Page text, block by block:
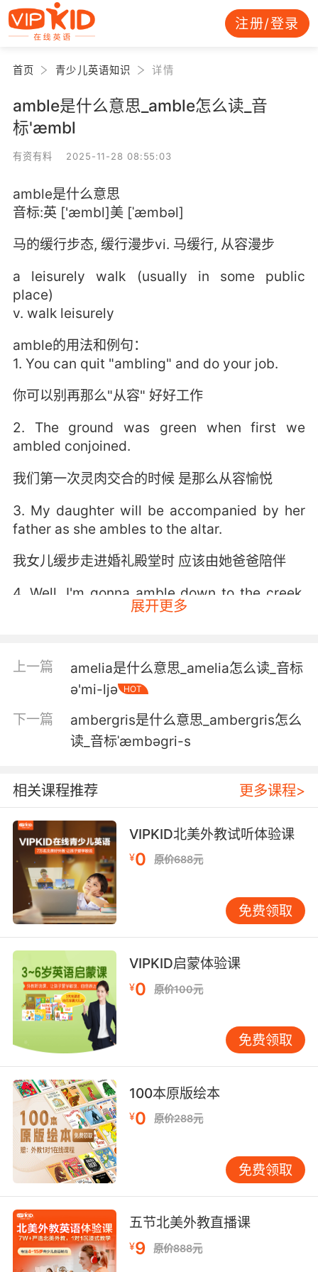
注册/登录
首页 青少儿英语知识 详情
amble是什么意思_amble怎么读_音
标'æmbl
有资有料 2025-11-28 08:55:03
amble是什么意思
音标:英 ['æmbl]美 [ˈæmbəl]
马的缓行步态, 缓行漫步vi. 马缓行, 从容漫步
a leisurely walk (usually in some public
place)
v. walk leisurely
amble的用法和例句：
1. You can quit "ambling" and do your job.
你可以别再那么"从容" 好好工作
2. The ground was green when first we
ambled conjoined.
我们第一次灵肉交合的时候 是那么从容愉悦
3. My daughter will be accompanied by her
father as she ambles to the altar.
我女儿缓步走进婚礼殿堂时 应该由她爸爸陪伴
4. Well, I'm gonna amble down to the creek,
take a sip of the cool water, contract a
我要沿着小溪散个步 尝一下清凉的溪水 染上痢疾
拉肚子拉死自己
展开更多
上一篇
amelia是什么意思_amelia怎么读_音标
ә'mi-ljә
HOT
下一篇
ambergris是什么意思_ambergris怎么
读_音标ˈæmbəgri-s
相关课程推荐 更多课程>
VIPKID北美外教试听体验课
¥0 原价688元
免费领取
VIPKID启蒙体验课
¥0 原价100元
免费领取
100本原版绘本
¥0 原价288元
免费领取
五节北美外教直播课
¥9 原价888元